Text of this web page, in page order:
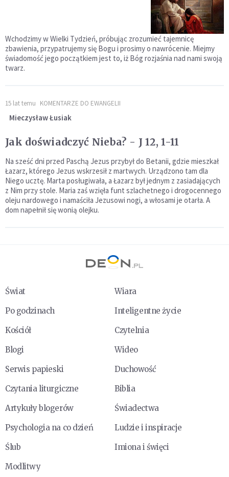
Wchodzimy w Wielki Tydzień, próbując zrozumieć tajemnicę
zbawienia, przypatrujemy się Bogu i prosimy o nawrócenie. Miejmy
świadomość jego początkiem jest to, iż Bóg rozjaśnia nad nami swoją
twarz.
15 lat temu KOMENTARZE DO EWANGELII
Mieczysław Łusiak
Jak doświadczyć Nieba? - J 12, 1-11
Na sześć dni przed Paschą Jezus przybył do Betanii, gdzie mieszkał
Łazarz, którego Jezus wskrzesił z martwych. Urządzono tam dla
Niego ucztę. Marta posługiwała, a Łazarz był jednym z zasiadających
z Nim przy stole. Maria zaś wzięła funt szlachetnego i drogocennego
oleju nardowego i namaściła Jezusowi nogi, a włosami je otarła. A
dom napełnił się wonią olejku.
Świat
Wiara
Po godzinach
Inteligentne życie
Kościół
Czytelnia
Blogi
Wideo
Serwis papieski
Duchowość
Czytania liturgiczne
Biblia
Artykuły blogerów
Świadectwa
Psychologia na co dzień
Ludzie i inspiracje
Ślub
Imiona i święci
Modlitwy